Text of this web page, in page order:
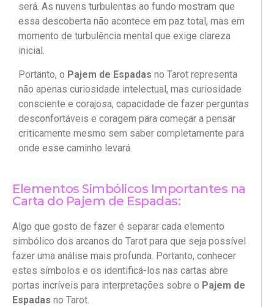
será. As nuvens turbulentas ao fundo mostram que
essa descoberta não acontece em paz total, mas em
momento de turbulência mental que exige clareza
inicial.
Portanto, o Pajem de Espadas no Tarot representa
não apenas curiosidade intelectual, mas curiosidade
consciente e corajosa, capacidade de fazer perguntas
desconfortáveis e coragem para começar a pensar
criticamente mesmo sem saber completamente para
onde esse caminho levará.
Elementos Simbólicos Importantes na
Carta do Pajem de Espadas:
Algo que gosto de fazer é separar cada elemento
simbólico dos arcanos do Tarot para que seja possível
fazer uma análise mais profunda. Portanto, conhecer
estes símbolos e os identificá-los nas cartas abre
portas incríveis para interpretações sobre o Pajem de
Espadas no Tarot.